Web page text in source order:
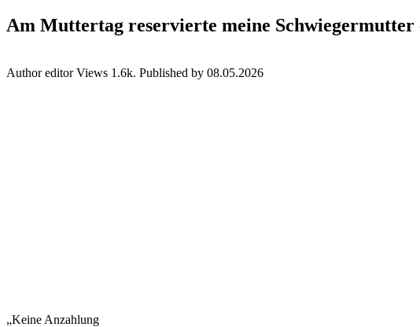
Am Muttertag reservierte meine Schwiegermutter
Author editor Views 1.6k. Published by 08.05.2026
„Keine Anzahlung